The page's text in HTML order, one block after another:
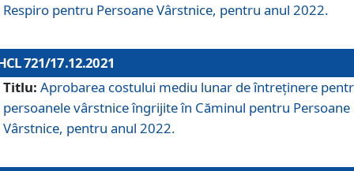
Respiro pentru Persoane Vârstnice, pentru anul 2022.
721/17.12.2021
Titlu: Aprobarea costului mediu lunar de întreţinere
persoanele vârstnice îngrijite în Căminul pentru Persoane
Vârstnice, pentru anul 2022.